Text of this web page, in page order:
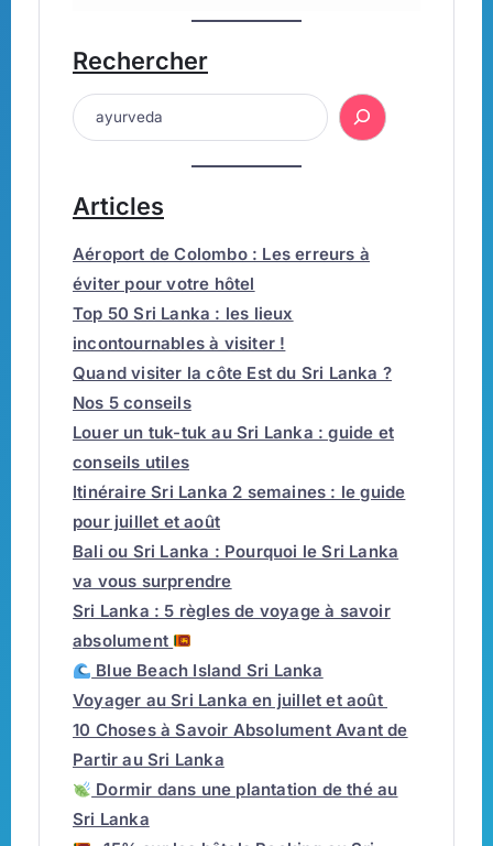
Rechercher
Articles
Aéroport de Colombo : Les erreurs à
éviter pour votre hôtel
Top 50 Sri Lanka : les lieux
incontournables à visiter !
Quand visiter la côte Est du Sri Lanka ?
Nos 5 conseils
Louer un tuk-tuk au Sri Lanka : guide et
conseils utiles
Itinéraire Sri Lanka 2 semaines : le guide
pour juillet et août
Bali ou Sri Lanka : Pourquoi le Sri Lanka
va vous surprendre
Sri Lanka : 5 règles de voyage à savoir
absolument
Blue Beach Island Sri Lanka
Voyager au Sri Lanka en juillet et août
10 Choses à Savoir Absolument Avant de
Partir au Sri Lanka
Dormir dans une plantation de thé au
Sri Lanka